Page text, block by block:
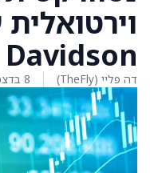
Davidson
דה פליי (TheFly) 8 בדצמבר 2025